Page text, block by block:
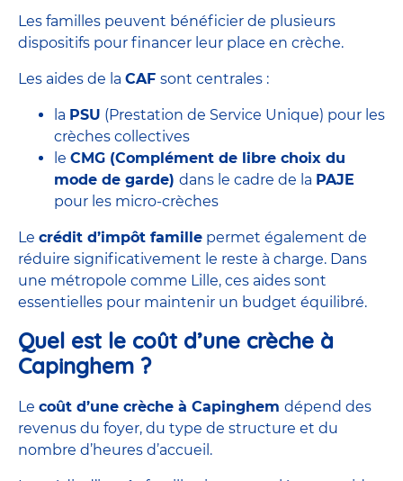
Les familles peuvent bénéficier de plusieurs
dispositifs pour financer leur place en crèche.
Les aides de la CAF sont centrales :
la PSU (Prestation de Service Unique) pour les
crèches collectives
le CMG (Complément de libre choix du
mode de garde) dans le cadre de la PAJE
pour les micro-crèches
Le crédit d’impôt famille permet également de
réduire significativement le reste à charge. Dans
une métropole comme Lille, ces aides sont
essentielles pour maintenir un budget équilibré.
Quel est le coût d’une crèche à
Capinghem ?
Le coût d’une crèche à Capinghem dépend des
revenus du foyer, du type de structure et du
nombre d’heures d’accueil.